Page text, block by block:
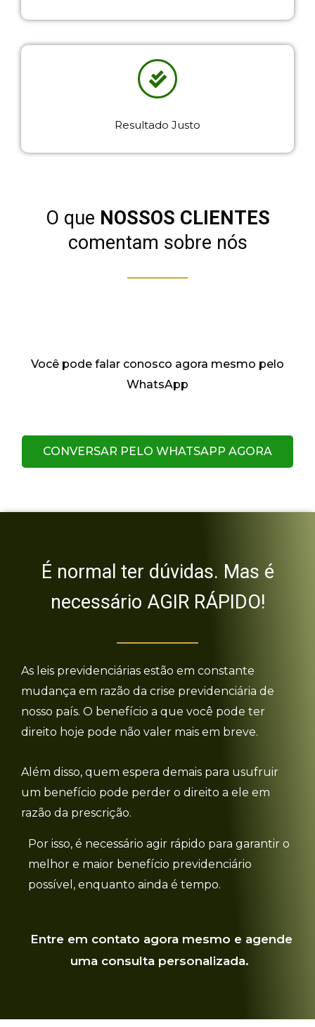
Resultado Justo
O que NOSSOS CLIENTES
comentam sobre nós
Você pode falar conosco agora mesmo pelo
WhatsApp
CONVERSAR PELO WHATSAPP AGORA
É normal ter dúvidas. Mas é
necessário AGIR RÁPIDO!
As leis previdenciárias estão em constante
mudança em razão da crise previdenciária de
nosso país. O benefício a que você pode ter
direito hoje pode não valer mais em breve.
Além disso, quem espera demais para usufruir
um benefício pode perder o direito a ele em
razão da prescrição.
Por isso, é necessário agir rápido para garantir o
melhor e maior benefício previdenciário
possível, enquanto ainda é tempo.
Entre em contato agora mesmo e agende
uma consultapersonalizada.